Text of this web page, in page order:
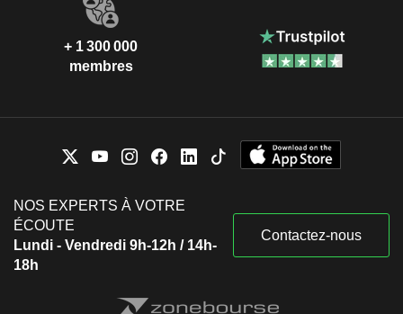
+ 1 300 000
membres
NOS EXPERTS À VOTRE
ÉCOUTE
Lundi - Vendredi 9h-12h / 14h-
18h
Contactez-nous